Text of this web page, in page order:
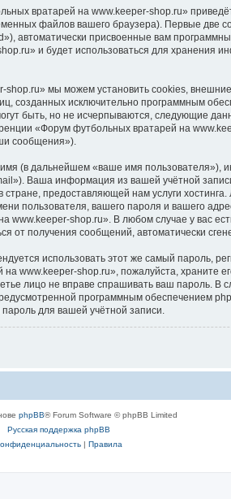
вратарей на www.keeper-shop.ru»
файлов вашего браузера). Первые две
автоматически присвоенные вам
и будет использоваться для хранения
мы можем установить cookies,
созданных исключительно программным
быть, но не исчерпываются, следующие
«Форум футбольных вратарей на
сообщения»).
(в дальнейшем «ваше имя пользователя»),
Ваша информация из вашей учётной
предоставляющей нам услуги
пользователя, вашего пароля и вашего
shop.ru». В любом случае у вас
от получения сообщений, автоматически
использовать этот же самый пароль,
www.keeper-shop.ru», пожалуйста, храните
лицо не вправе спрашивать ваш пароль. В
программным обеспечением
для вашей учётной записи.
phpBB® Forum Software © phpBB Limited
Русская поддержка phpBB
| Правила